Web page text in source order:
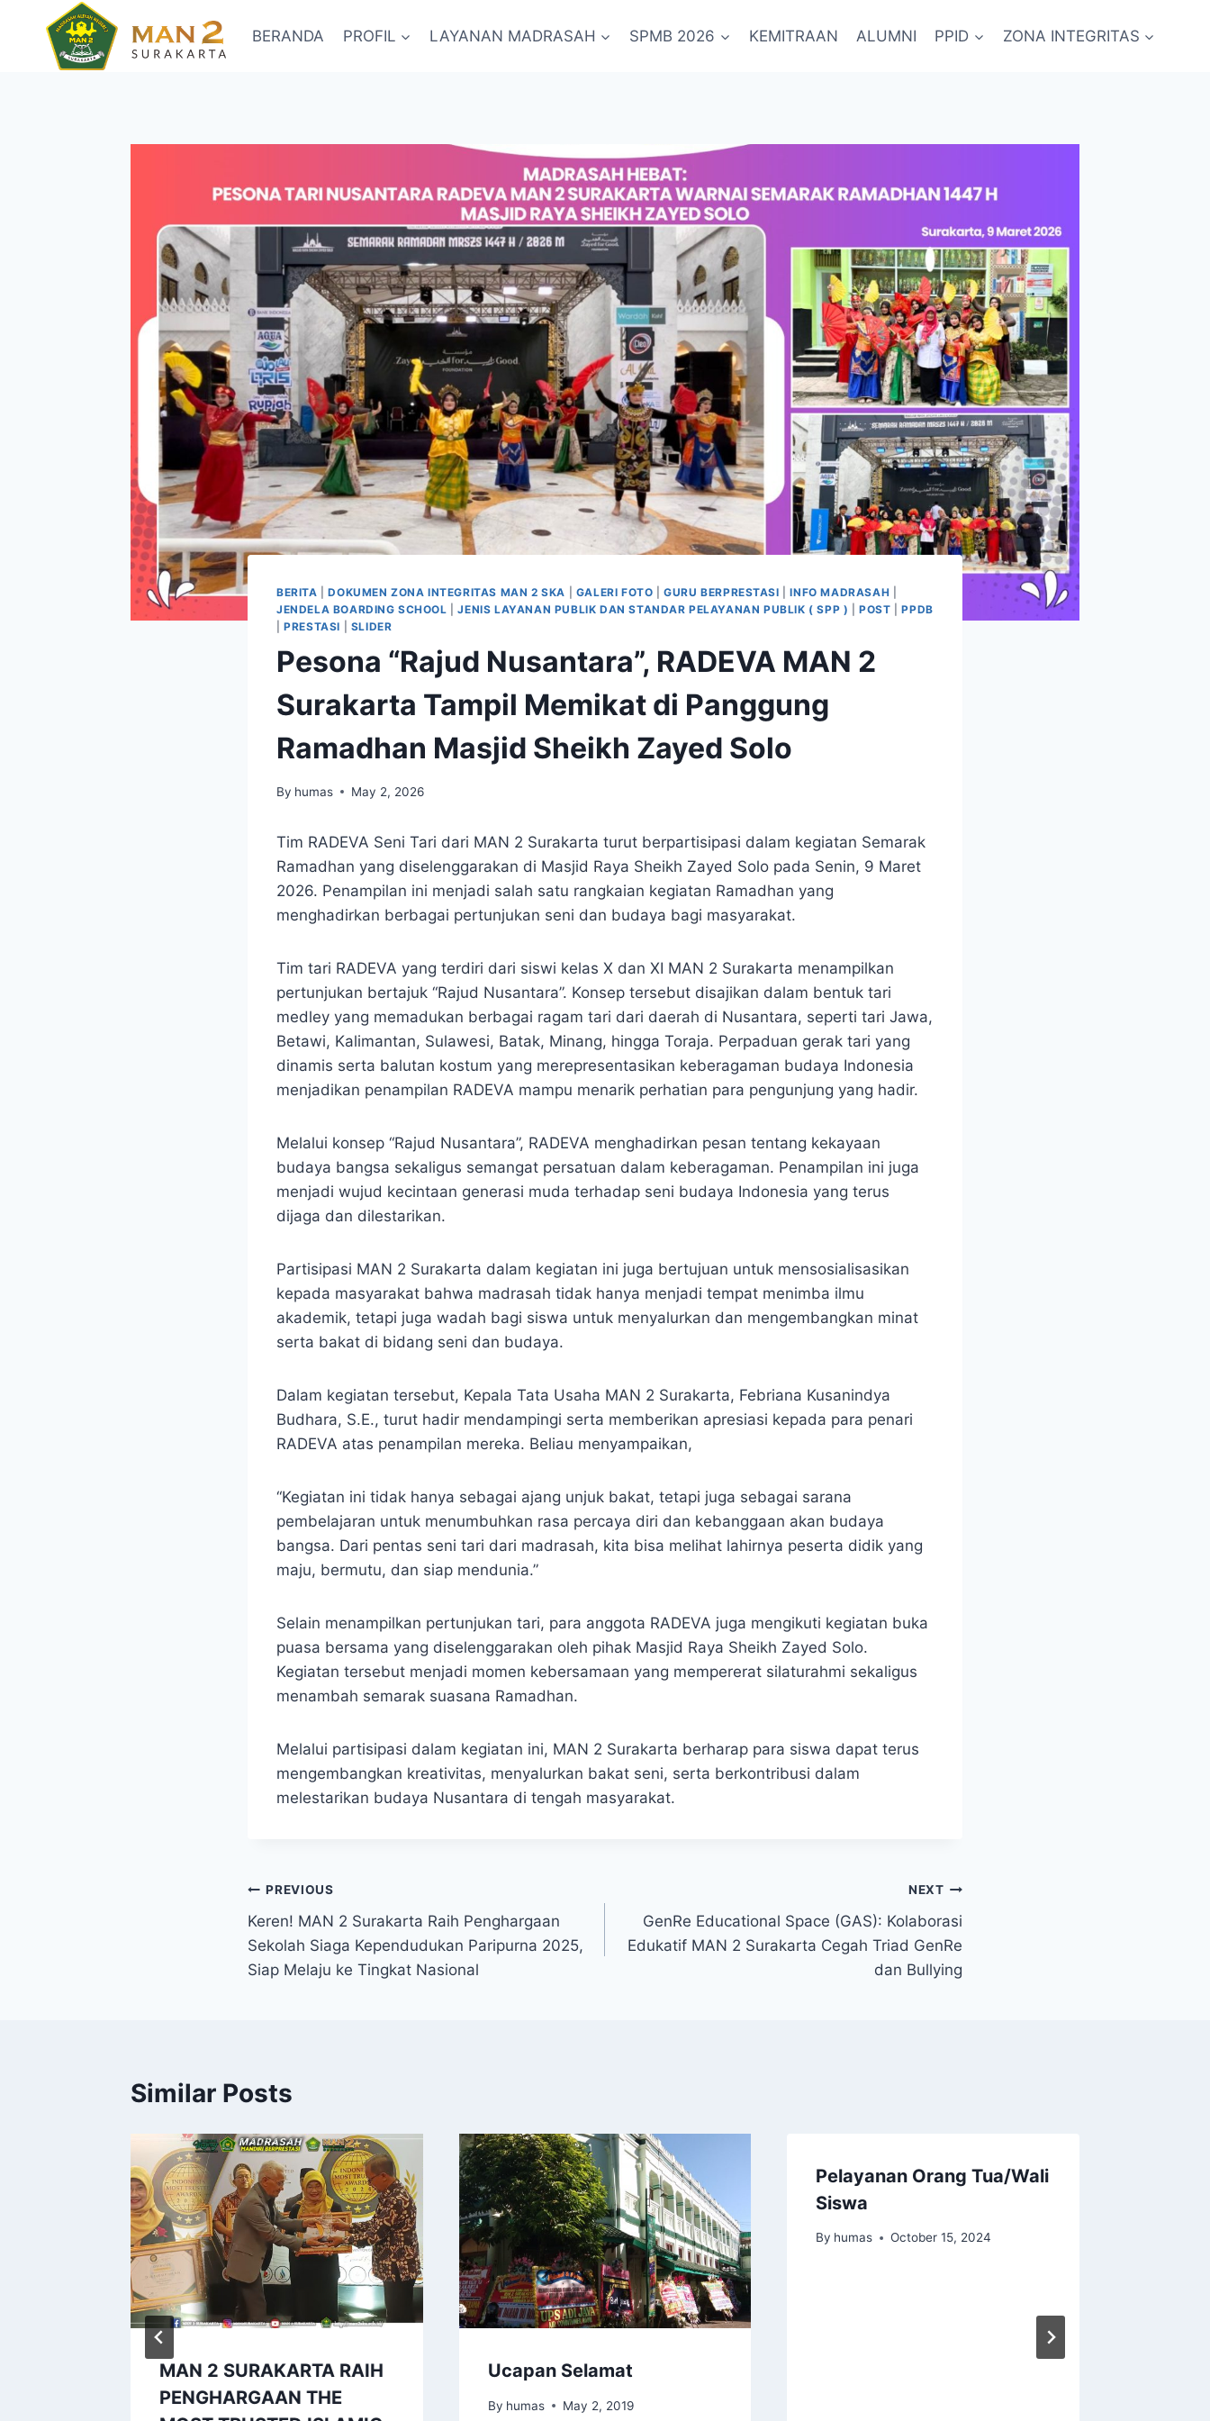
content
BERANDA PROFIL LAYANAN MADRASAH SPMB 2026 KEMITRAAN ALUMNI PPID ZONA INTEGRITAS
BERITA |DOKUMEN ZONA INTEGRITAS MAN 2 SKA GALERI FOTO |GURU BERPRESTASI |INFO MADRASAH
JENDELA BOARDING SCHOOL |JENIS LAYANAN PUBLIK DAN STANDAR PELAYANAN PUBLIK ( SPP ) |POST |PPDB
|PRESTASI SLIDER
Pesona “Rajud Nusantara”, RADEVA MAN 2
Surakarta Tampil Memikat di Panggung
Ramadhan Masjid Sheikh Zayed Solo
By humas May 2, 2026
Tim RADEVA Seni Tari dari MAN 2 Surakarta turut berpartisipasi dalam kegiatan Semarak
Ramadhan yang diselenggarakan di Masjid Raya Sheikh Zayed Solo pada Senin, 9 Maret
2026. Penampilan ini menjadi salah satu rangkaian kegiatan Ramadhan yang
menghadirkan berbagai pertunjukan seni dan budaya bagi masyarakat.
Tim tari RADEVA yang terdiri dari siswi kelas X dan XI MAN 2 Surakarta menampilkan
pertunjukan bertajuk “Rajud Nusantara”. Konsep tersebut disajikan dalam bentuk tari
medley yang memadukan berbagai ragam tari dari daerah di Nusantara, seperti tari Jawa,
Betawi, Kalimantan, Sulawesi, Batak, Minang, hingga Toraja. Perpaduan gerak tari yang
dinamis serta balutan kostum yang merepresentasikan keberagaman budaya Indonesia
menjadikan penampilan RADEVA mampu menarik perhatian para pengunjung yang hadir.
Melalui konsep “Rajud Nusantara”, RADEVA menghadirkan pesan tentang kekayaan
budaya bangsa sekaligus semangat persatuan dalam keberagaman. Penampilan ini juga
menjadi wujud kecintaan generasi muda terhadap seni budaya Indonesia yang terus
dijaga dan dilestarikan.
Partisipasi MAN 2 Surakarta dalam kegiatan ini juga bertujuan untuk mensosialisasikan
kepada masyarakat bahwa madrasah tidak hanya menjadi tempat menimba ilmu
akademik, tetapi juga wadah bagi siswa untuk menyalurkan dan mengembangkan minat
serta bakat di bidang seni dan budaya.
Dalam kegiatan tersebut, Kepala Tata Usaha MAN 2 Surakarta, Febriana Kusanindya
Budhara, S.E., turut hadir mendampingi serta memberikan apresiasi kepada para penari
RADEVA atas penampilan mereka. Beliau menyampaikan,
“Kegiatan ini tidak hanya sebagai ajang unjuk bakat, tetapi juga sebagai sarana
pembelajaran untuk menumbuhkan rasa percaya diri dan kebanggaan akan budaya
bangsa. Dari pentas seni tari dari madrasah, kita bisa melihat lahirnya peserta didik yang
maju, bermutu, dan siap mendunia.”
Selain menampilkan pertunjukan tari, para anggota RADEVA juga mengikuti kegiatan buka
puasa bersama yang diselenggarakan oleh pihak Masjid Raya Sheikh Zayed Solo.
Kegiatan tersebut menjadi momen kebersamaan yang mempererat silaturahmi sekaligus
menambah semarak suasana Ramadhan.
Melalui partisipasi dalam kegiatan ini, MAN 2 Surakarta berharap para siswa dapat terus
mengembangkan kreativitas, menyalurkan bakat seni, serta berkontribusi dalam
melestarikan budaya Nusantara di tengah masyarakat.
Post
navigation
PREVIOUS
Keren! MAN 2 Surakarta Raih Penghargaan
Sekolah Siaga Kependudukan Paripurna 2025,
Siap Melaju ke Tingkat Nasional
NEXT
GenRe Educational Space (GAS): Kolaborasi
Edukatif MAN 2 Surakarta Cegah Triad GenRe
dan Bullying
Similar Posts
MAN 2 SURAKARTA RAIH
PENGHARGAAN THE
Ucapan Selamat
By humas May 2, 2019
Pelayanan Orang Tua/Wali
Siswa
By humas October 15, 2024